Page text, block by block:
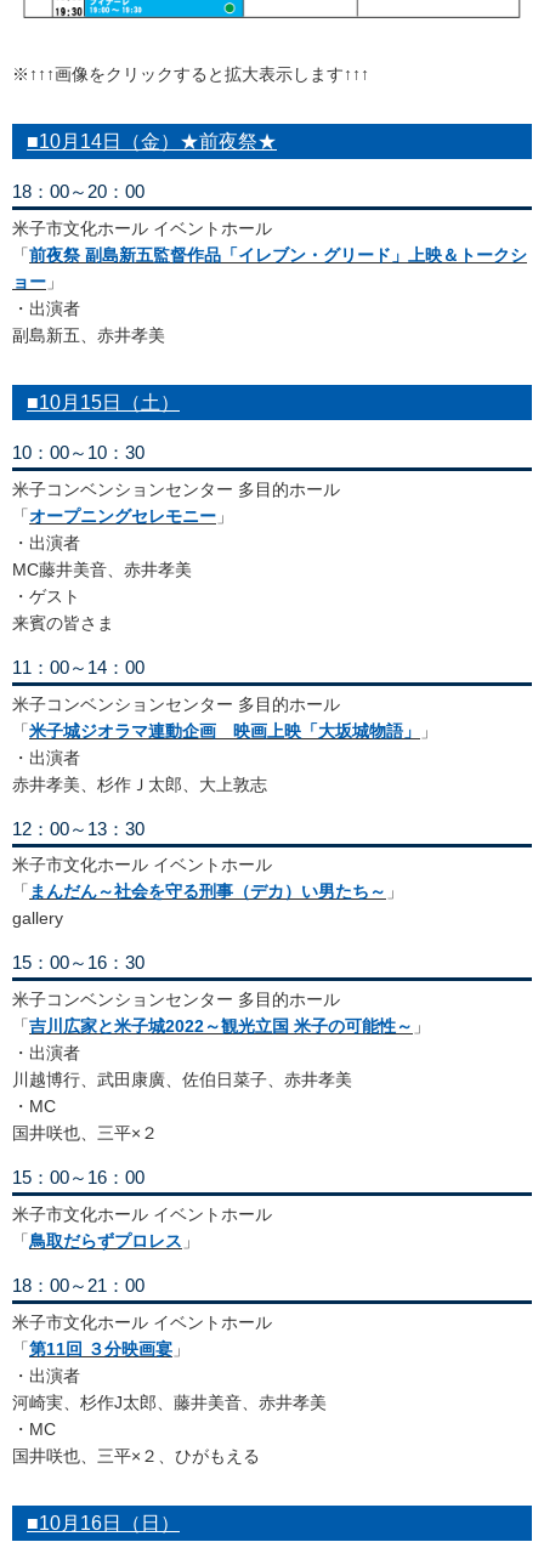
※↑↑↑画像をクリックすると拡大表示します↑↑↑
■10月14日（金）★前夜祭★
18：00～20：00
米子市文化ホール イベントホール
「前夜祭 副島新五監督作品「イレブン・グリード」上映＆トークシ
ョー 」
・出演者
副島新五、赤井孝美
■10月15日（土）
10：00～10：30
米子コンベンションセンター 多目的ホール
「オープニングセレモニー 」
・出演者
MC藤井美音、赤井孝美
・ゲスト
来賓の皆さま
11：00～14：00
米子コンベンションセンター 多目的ホール
「米子城ジオラマ連動企画 映画上映「大坂城物語」
」
・出演者
赤井孝美、杉作Ｊ太郎、大上敦志
12：00～13：30
米子市文化ホール イベントホール
「 まんだん～社会を守る刑事（デカ）い男たち～ 」
gallery
15：00～16：30
米子コンベンションセンター 多目的ホール
「吉川広家と米子城2022～観光立国 米子の可能性～ 」
・出演者
川越博行、武田康廣、佐伯日菜子、赤井孝美
・MC
国井咲也、三平×２
15：00～16：00
米子市文化ホール イベントホール
「鳥取だらずプロレス 」
18：00～21：00
米子市文化ホール イベントホール
「第11回 ３分映画宴 」
・出演者
河崎実、杉作J太郎、藤井美音、赤井孝美
・MC
国井咲也、三平×２、ひがもえる
■10月16日（日）